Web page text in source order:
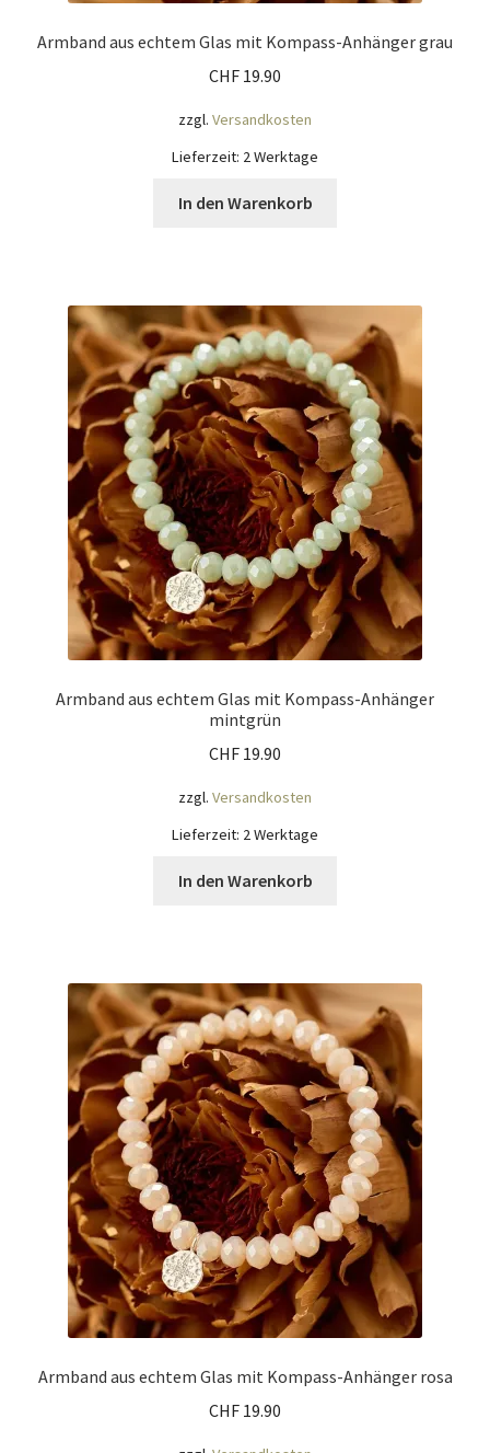
Armband aus echtem Glas mit Kompass-Anhänger grau
CHF 19.90
zzgl. Versandkosten
Lieferzeit: 2 Werktage
In den Warenkorb
Armband aus echtem Glas mit Kompass-Anhänger
mintgrün
CHF 19.90
zzgl. Versandkosten
Lieferzeit: 2 Werktage
In den Warenkorb
Armband aus echtem Glas mit Kompass-Anhänger rosa
CHF 19.90